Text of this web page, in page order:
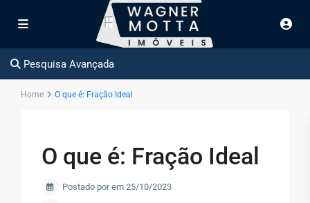
Pesquisa Avançada
Home O que é: Fração Ideal
O que é: Fração Ideal
Postado por em 25/10/2023